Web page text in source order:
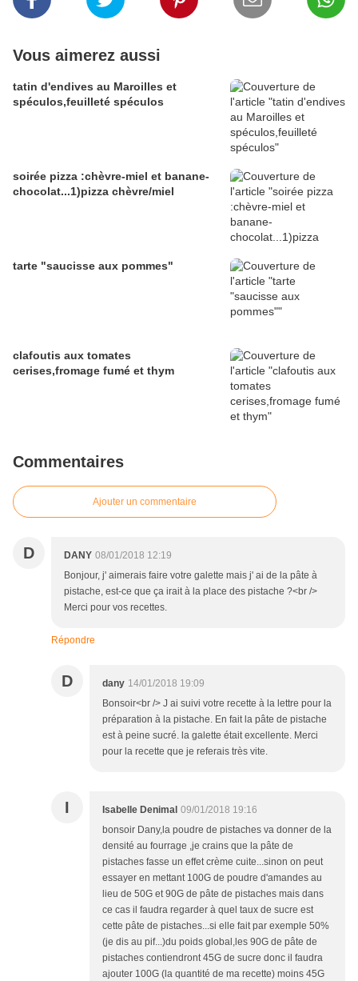
Vous aimerez aussi
tatin d'endives au Maroilles et
spéculos,feuilleté spéculos
soirée pizza :chèvre-miel et banane-
chocolat...1)pizza chèvre/miel
tarte "saucisse aux pommes"
clafoutis aux tomates
cerises,fromage fumé et thym
Commentaires
Ajouter un commentaire
D DANY 08/01/2018 12:19
Bonjour, j' aimerais faire votre galette mais j' ai de la pâte à
pistache, est-ce que ça irait à la place des pistache ?<br />
Merci pour vos recettes.
Répondre
D dany 14/01/2018 19:09
Bonsoir<br /> J ai suivi votre recette à la lettre pour la
préparation à la pistache. En fait la pâte de pistache
est à peine sucré. la galette était excellente. Merci
pour la recette que je referais très vite.
I Isabelle Denimal 09/01/2018 19:16
bonsoir Dany,la poudre de pistaches va donner de la
densité au fourrage ,je crains que la pâte de
pistaches fasse un effet crème cuite...sinon on peut
essayer en mettant 100G de poudre d'amandes au
lieu de 50G et 90G de pâte de pistaches mais dans
ce cas il faudra regarder à quel taux de sucre est
cette pâte de pistaches...si elle fait par exemple 50%
(je dis au pif...)du poids global,les 90G de pâte de
pistaches contiendront 45G de sucre donc il faudra
ajouter 100G (la quantité de ma recette) moins 45G